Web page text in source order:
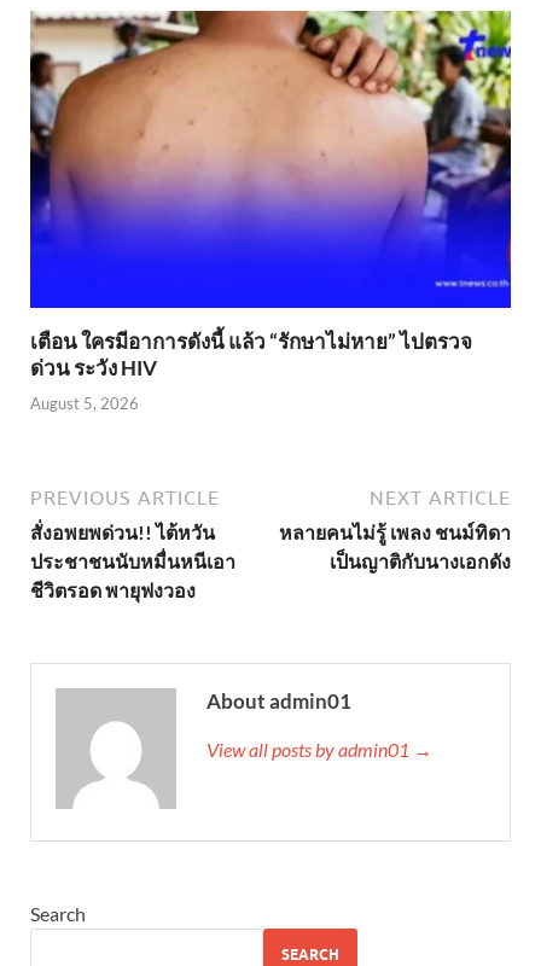
เตือน ใครมีอาการดังนี้ แล้ว “รักษาไม่หาย” ไปตรวจ
ด่วน ระวัง HIV
August 5, 2026
PREVIOUS ARTICLE
สั่งอพยพด่วน!! ไต้หวัน
ประชาชนนับหมื่นหนีเอา
ชีวิตรอด พายุฟงวอง
NEXT ARTICLE
หลายคนไม่รู้ เพลง ชนม์ทิดา
เป็นญาติกับนางเอกดัง
About admin01
View all posts by admin01 →
Search
SEARCH